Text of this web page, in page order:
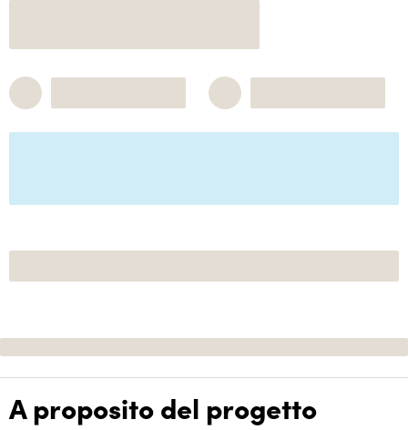
A proposito del progetto